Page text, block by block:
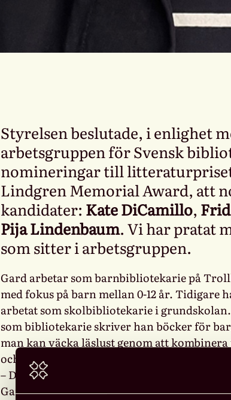
Styrelsen beslutade, i enlighet
arbetsgruppen för Svensk
nomineringar till
Lindgren Memorial Award, att
kandidater: Kate DiCamillo,
Pija Lindenbaum. Vi har pratat
som sitter i arbetsgruppen.
Gard arbetar som barnbibliotekarie på
med fokus på barn mellan 0-12 år. Tidigare
arbetat som skolbibliotekarie i
som bibliotekarie skriver han böcker för
man kan väcka läslust genom att
och digital teknik.
– Det känns jättebra. Vi är väldigt nöjda med
Gard.